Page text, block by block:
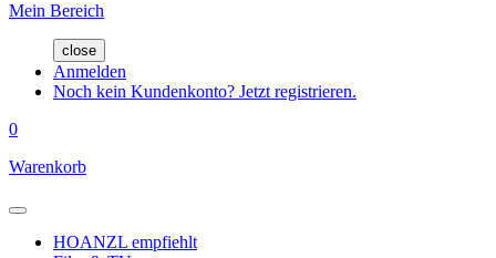
Mein Bereich
close
Anmelden
Noch kein Kundenkonto? Jetzt registrieren.
0
Warenkorb
HOANZL empfiehlt